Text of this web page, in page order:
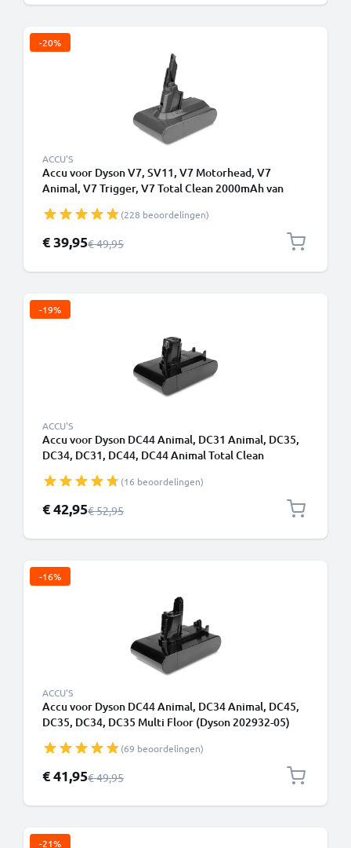
-20%
ACCU'S
Accu voor Dyson V7, SV11, V7 Motorhead, V7
Animal, V7 Trigger, V7 Total Clean 2000mAh van
(228 beoordelingen)
Speciale prijs
€ 39,95Normale prijs
€ 49,95
-19%
ACCU'S
Accu voor Dyson DC44 Animal, DC31 Animal, DC35,
DC34, DC31, DC44, DC44 Animal Total Clean
van CELLONIC
(16 beoordelingen)
Speciale prijs
€ 42,95Normale prijs
€ 52,95
-16%
ACCU'S
Accu voor Dyson DC44 Animal, DC34 Animal, DC45,
DC35, DC34, DC35 Multi Floor (Dyson 202932-05)
CELLONIC
(69 beoordelingen)
Speciale prijs
€ 41,95Normale prijs
€ 49,95
-21%